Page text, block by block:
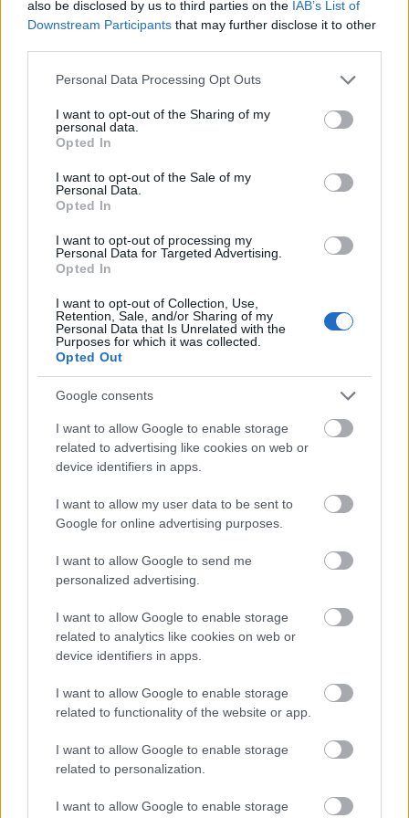
also be disclosed by us to third parties on the IAB’s List of
Downstream Participants that may further disclose it to other
Please note that this website/app uses one or more Google
not limited to your visit or usage behaviour. You may click to
grant or deny consent to Google and its third-party tags to
use your data for below specified purposes in below Google
consent section.
Personal Data Processing Opt Outs
I want to opt-out of the Sharing of my
personal data.
Opted In
I want to opt-out of the Sale of my
Personal Data.
Opted In
I want to opt-out of processing my
Personal Data for Targeted Advertising.
Opted In
I want to opt-out of Collection, Use,
Retention, Sale, and/or Sharing of my
Personal Data that Is Unrelated with the
Purposes for which it was collected.
Opted Out
Google consents
I want to allow Google to enable storage
related to advertising like cookies on web or
device identifiers in apps.
I want to allow my user data to be sent to
Google for online advertising purposes.
I want to allow Google to send me
personalized advertising.
I want to allow Google to enable storage
related to analytics like cookies on web or
device identifiers in apps.
I want to allow Google to enable storage
related to functionality of the website or app.
I want to allow Google to enable storage
related to personalization.
I want to allow Google to enable storage
धन्यवाद। और वीडियो के लिए चैनल या miklix.com देखें। आप
लाइक और सब्सक्राइब करके भी पूरी तरह से ऑसम बन सकते हैं।
लाइक और सब्सक्राइब करके अपना शानदार योगदान दें :-)
इस बॉस फाइट से प्रेरित फैन आर्ट
सियोफ्रा एक्वाडक्ट के नीले रंग के खंडहरों में दो वैलिएंट गार्गॉयल्स से
अधिक जानकारी और बेहतर रिज़ॉल्यूशन के लिए छवि पर क्लिक या
टैप करें।
सियोफ्रा एक्वाडक्ट के खंडहरों में, ब्लैक नाइफ आर्मर में टार्निश्ड का